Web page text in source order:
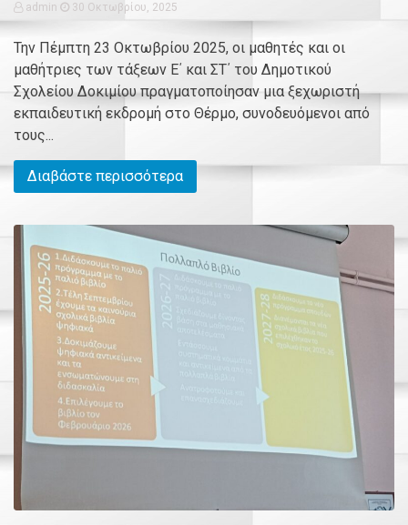
admin 30 Οκτωβρίου, 2025
Την Πέμπτη 23 Οκτωβρίου 2025, οι μαθητές και οι
μαθήτριες των τάξεων Ε΄ και ΣΤ΄ του Δημοτικού
Σχολείου Δοκιμίου πραγματοποίησαν μια ξεχωριστή
εκπαιδευτική εκδρομή στο Θέρμο, συνοδευόμενοι από
τους...
Διαβάστε περισσότερα